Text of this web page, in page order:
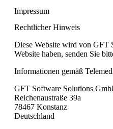
Impressum
Rechtlicher Hinweis
Diese Website wird von GFT
Website haben, senden Sie
Informationen gemäß
GFT Software Solutions
Reichenaustraße 39a
78467 Konstanz
Deutschland